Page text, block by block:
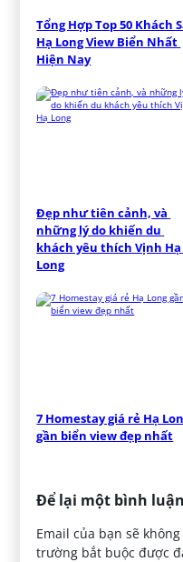
Tổng Hợp Top 50 Khách
Hạ Long View Biển Nhất
Hiện Nay
Đẹp như tiên cảnh, và
những lý do khiến du
khách yêu thích Vịnh Hạ
Long
7 Homestay giá rẻ Hạ
gần biển view đẹp nhất
Để lại một bình luận
Email của bạn sẽ
trường bắt buộc được